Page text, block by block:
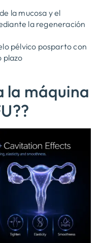
la mucosa y el
la regeneración
pélvico posparto con
plazo
la máquina